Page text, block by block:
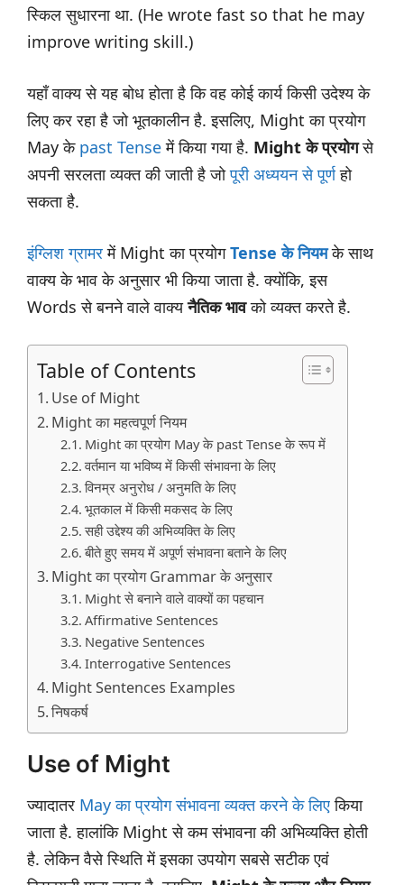
स्किल सुधारना था. (He wrote fast so that he may
improve writing skill.)
यहाँ वाक्य से यह बोध होता है कि वह कोई कार्य किसी उदेश्य के
लिए कर रहा है जो भूतकालीन है. इसलिए, Might का प्रयोग
May के past Tenseमें किया गया है. Might के प्रयोगसे
अपनी सरलता व्यक्त की जाती है जोपूरी अध्ययन से पूर्णहो
सकता है.
इंग्लिश ग्रामरमें Might का प्रयोगTense के नियमके साथ
वाक्य के भाव के अनुसार भी किया जाता है. क्योंकि, इस
Words से बनने वाले वाक्यनैतिक भावको व्यक्त करते है.
Table of Contents
Use of Might
Might का महत्वपूर्ण नियम
Might का प्रयोग May के past Tense के रूप में
वर्तमान या भविष्य में किसी संभावना के लिए
विनम्र अनुरोध / अनुमति के लिए
भूतकाल में किसी मकसद के लिए
सही उद्देश्य की अभिव्यक्ति के लिए
बीते हुए समय में अपूर्ण संभावना बताने के लिए
Might का प्रयोग Grammar के अनुसार
Might से बनाने वाले वाक्यों का पहचान
Affirmative Sentences
Negative Sentences
Interrogative Sentences
Might Sentences Examples
निषकर्ष
Use of Might
ज्यादातर May का प्रयोग संभावना व्यक्त करने के लिएकिया
जाता है. हालांकि Might से कम संभावना की अभिव्यक्ति होती
है. लेकिन वैसे स्थिति में इसका उपयोग सबसे सटीक एवं